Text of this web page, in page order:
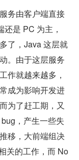
务由客户端直接
是 PC 为主，
了，Java 这层就
。由于这层服务
作就越来越多，
成为影响开发进
为了赶工期，又
，产生一些失
移，大前端组决
关的工作，而 No